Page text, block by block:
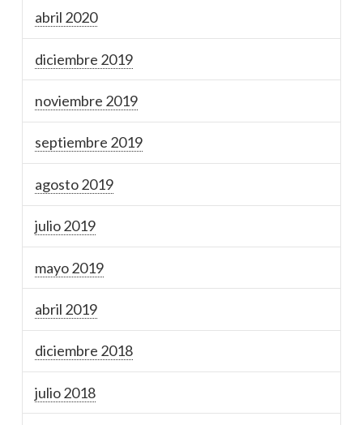
abril 2020
diciembre 2019
noviembre 2019
septiembre 2019
agosto 2019
julio 2019
mayo 2019
abril 2019
diciembre 2018
julio 2018